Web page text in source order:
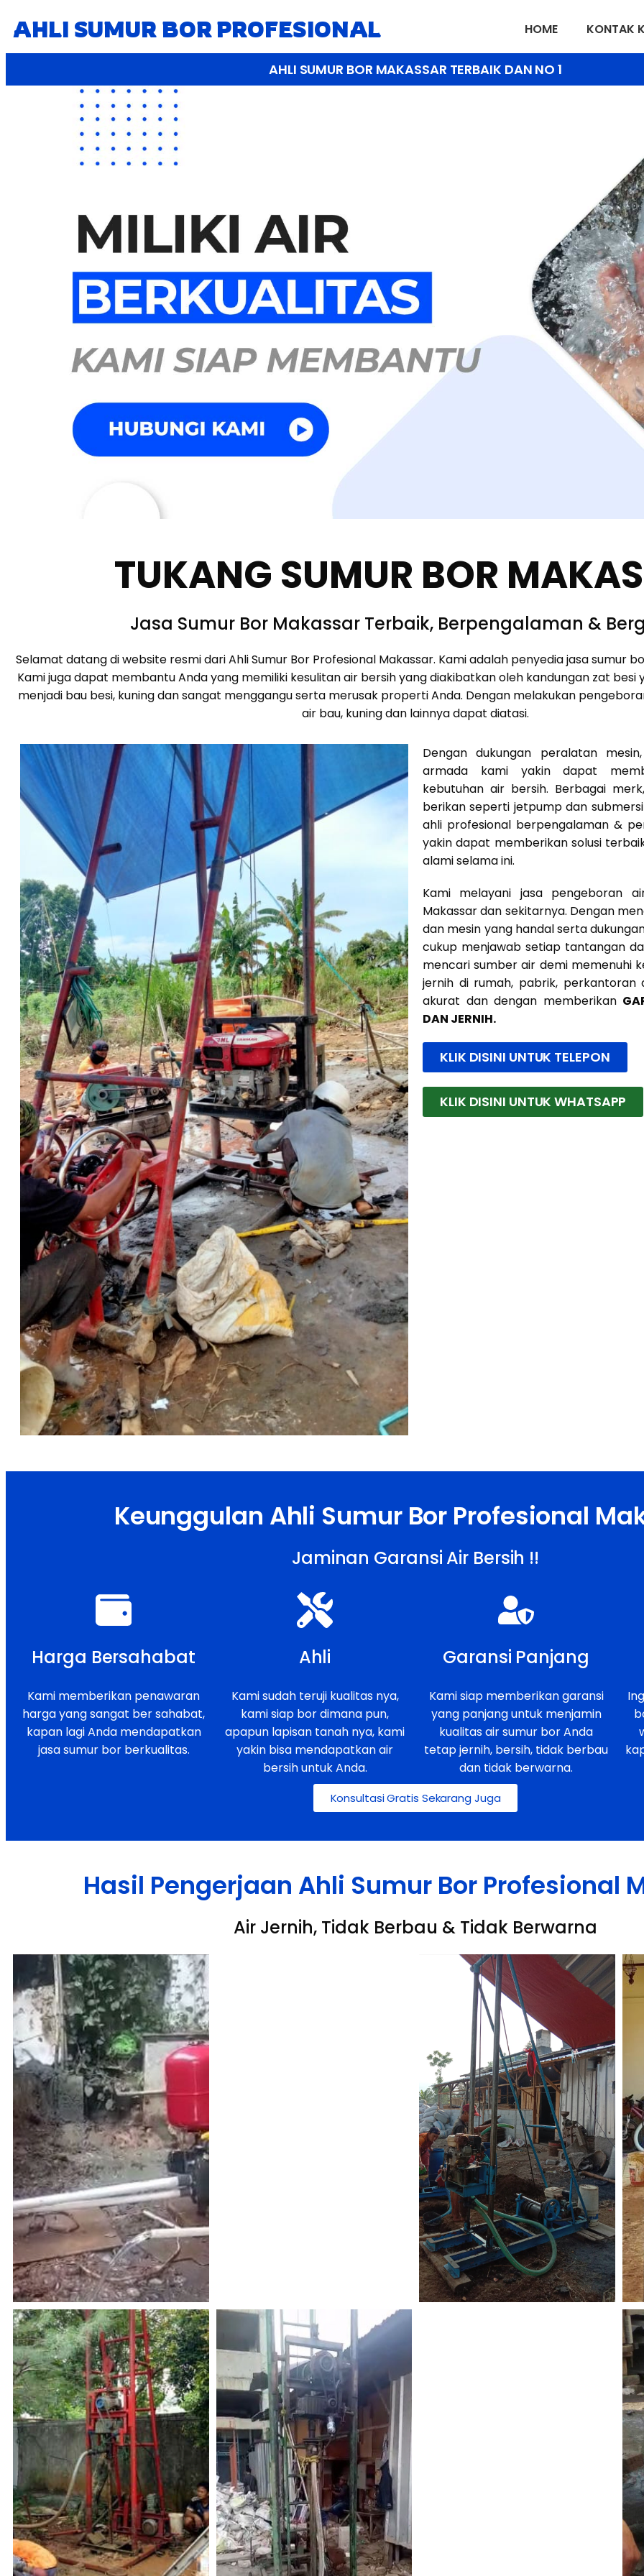
AHLI SUMUR BOR PROFESIONAL HOME KONTAK
AHLI SUMUR BOR MAKASSAR TERBAIK DAN NO 1
TUKANG SUMUR BOR
Jasa Sumur Bor Makassar Terbaik, Berpengalaman &
Selamat datang di website resmi dari Ahli Sumur Bor Profesional Makassar. Kami adalah penyedia jasa sumur
Kami juga dapat membantu Anda yang memiliki kesulitan air bersih yang diakibatkan oleh kandungan zat besi
menjadi bau besi, kuning dan sangat menggangu serta merusak properti Anda. Dengan melakukan
air bau, kuning dan lainnya dapat diatasi.
Dengan dukungan peralatan
armada kami yakin dapat
kebutuhan air bersih. Berbagai
berikan seperti jetpump dan
ahli profesional berpengalaman &
yakin dapat memberikan solusi
alami selama ini.
Kami melayani jasa pengeboran
Makassar dan sekitarnya. Dengan
dan mesin yang handal serta
cukup menjawab setiap tantangan
mencari sumber air demi memenuhi
jernih di rumah, pabrik,
akurat dan dengan memberikan
DAN JERNIH.
KLIK DISINI UNTUK TELEPON
KLIK DISINI UNTUK WHATSAPP
Keunggulan Ahli Sumur Bor Profesional
Jaminan Garansi Air Bersih !!
Harga Bersahabat
Kami memberikan penawaran
harga yang sangat ber sahabat,
kapan lagi Anda mendapatkan
jasa sumur bor berkualitas.
Ahli
Kami sudah teruji kualitas nya,
kami siap bor dimana pun,
apapun lapisan tanah nya, kami
yakin bisa mendapatkan air
bersih untuk Anda.
Garansi Panjang
Kami siap memberikan garansi
yang panjang untuk menjamin
kualitas air sumur bor Anda
tetap jernih, bersih, tidak berbau
dan tidak berwarna.
Konsultasi Gratis Sekarang Juga
Hasil Pengerjaan Ahli Sumur Bor Profesional
Air Jernih, Tidak Berbau & Tidak Berwarna